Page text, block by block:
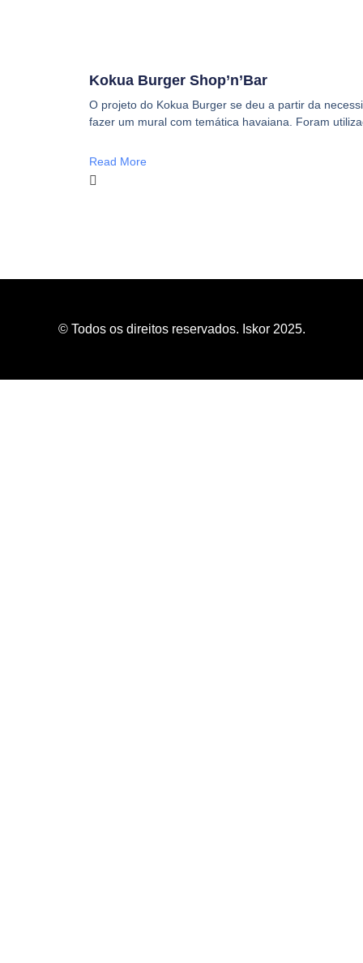
Kokua Burger Shop’n’Bar
O projeto do Kokua Burger se deu a partir da
fazer um mural com temática havaiana. Foram
Read More
© Todos os direitos reservados. Iskor 2025.